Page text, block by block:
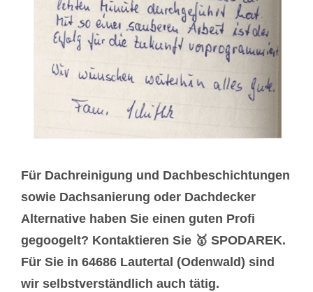
Für Dachreinigung und Dachbeschichtungen
sowie Dachsanierung oder Dachdecker
Alternative haben Sie einen guten Profi
gegoogelt? Kontaktieren Sie 🥇 SPODAREK.
Für Sie in 64686 Lautertal (Odenwald) sind
wir selbstverständlich auch tätig.